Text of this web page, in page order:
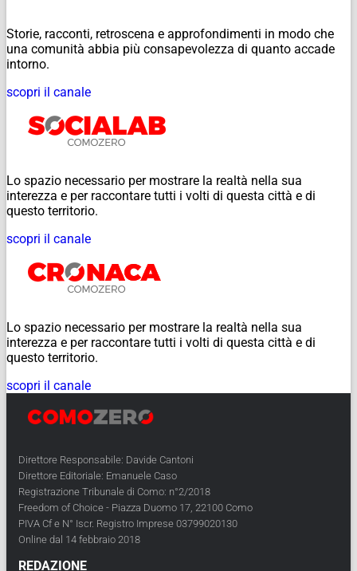
Storie, racconti, retroscena e approfondimenti in modo che
una comunità abbia più consapevolezza di quanto accade
intorno.
scopri il canale
Lo spazio necessario per mostrare la realtà nella sua
interezza e per raccontare tutti i volti di questa città e di
questo territorio.
scopri il canale
Lo spazio necessario per mostrare la realtà nella sua
interezza e per raccontare tutti i volti di questa città e di
questo territorio.
scopri il canale
Direttore Responsabile: Davide Cantoni
Direttore Editoriale: Emanuele Caso
Registrazione Tribunale di Como: n°2/2018
Freedom of Choice - Piazza Duomo 17, 22100 Como
PIVA Cf e N° Iscr. Registro Imprese 03799020130
Online dal 14 febbraio 2018
REDAZIONE